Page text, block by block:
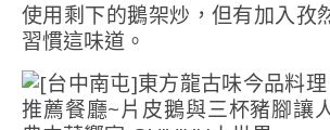
使用剩下的鵝架炒，但有加入孜
習慣這味道。